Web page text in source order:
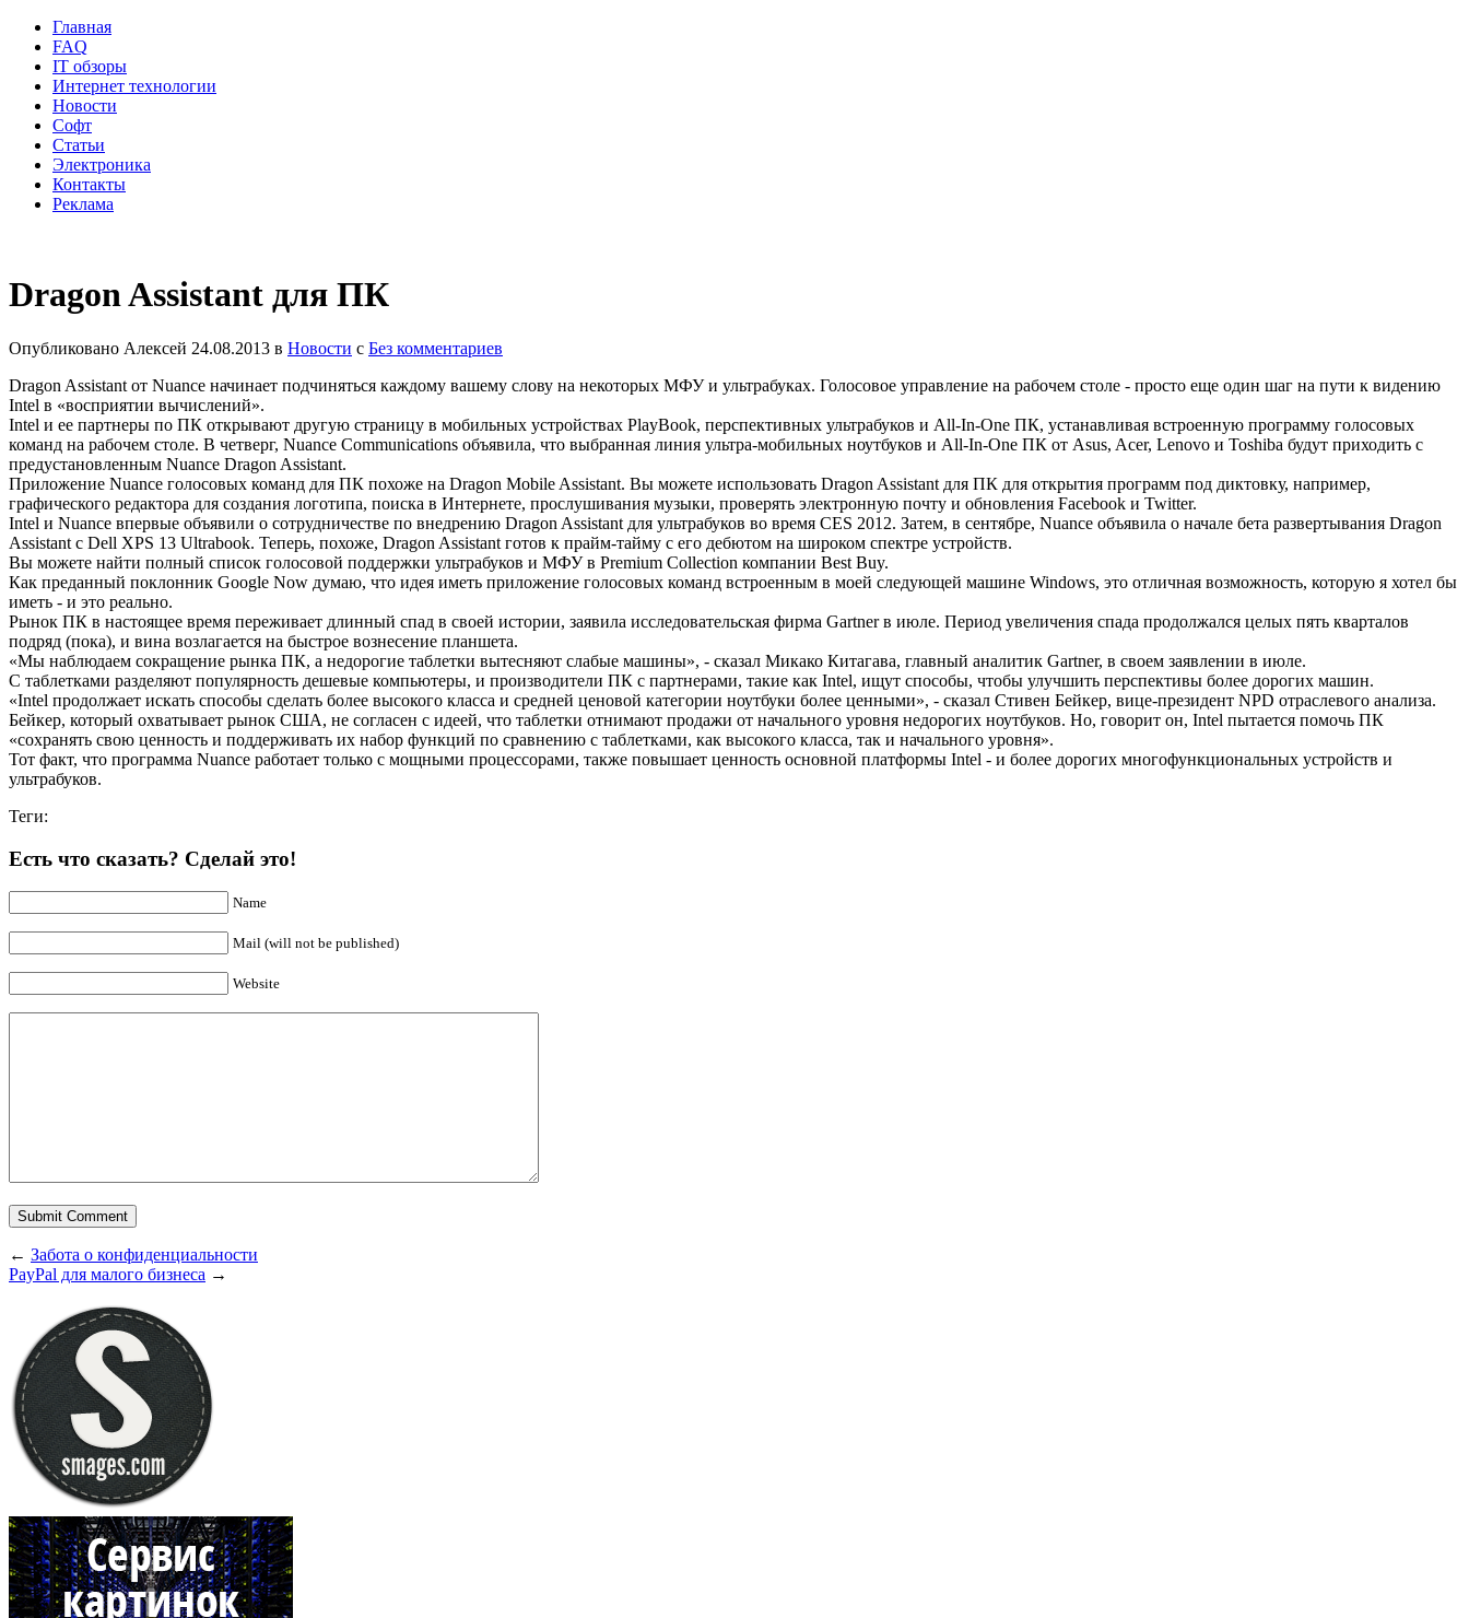
Главная
FAQ
IT обзоры
Интернет технологии
Новости
Софт
Статьи
Электроника
Контакты
Реклама
Dragon Assistant для ПК
Опубликовано Алексей 24.08.2013 в Новости с Без комментариев
Dragon Assistant от Nuance начинает подчиняться каждому вашему слову на некоторых МФУ и ультрабуках. Голосовое управление на рабочем столе - просто еще один шаг на пути к видению
Intel в «восприятии вычислений».
Intel и ее партнеры по ПК открывают другую страницу в мобильных устройствах PlayBook, перспективных ультрабуков и All-In-One ПК, устанавливая встроенную программу голосовых
команд на рабочем столе. В четверг, Nuance Communications объявила, что выбранная линия ультра-мобильных ноутбуков и All-In-One ПК от Asus, Acer, Lenovo и Toshiba будут приходить с
предустановленным Nuance Dragon Assistant.
Приложение Nuance голосовых команд для ПК похоже на Dragon Mobile Assistant. Вы можете использовать Dragon Assistant для ПК для открытия программ под диктовку, например,
графического редактора для создания логотипа, поиска в Интернете, прослушивания музыки, проверять электронную почту и обновления Facebook и Twitter.
Intel и Nuance впервые объявили о сотрудничестве по внедрению Dragon Assistant для ультрабуков во время CES 2012. Затем, в сентябре, Nuance объявила о начале бета развертывания Dragon
Assistant с Dell XPS 13 Ultrabook. Теперь, похоже, Dragon Assistant готов к прайм-тайму с его дебютом на широком спектре устройств.
Вы можете найти полный список голосовой поддержки ультрабуков и МФУ в Premium Collection компании Best Buy.
Как преданный поклонник Google Now думаю, что идея иметь приложение голосовых команд встроенным в моей следующей машине Windows, это отличная возможность, которую я хотел бы
иметь - и это реально.
Рынок ПК в настоящее время переживает длинный спад в своей истории, заявила исследовательская фирма Gartner в июле. Период увеличения спада продолжался целых пять кварталов
подряд (пока), и вина возлагается на быстрое вознесение планшета.
«Мы наблюдаем сокращение рынка ПК, а недорогие таблетки вытесняют слабые машины», - сказал Микако Китагава, главный аналитик Gartner, в своем заявлении в июле.
С таблетками разделяют популярность дешевые компьютеры, и производители ПК с партнерами, такие как Intel, ищут способы, чтобы улучшить перспективы более дорогих машин.
«Intel продолжает искать способы сделать более высокого класса и средней ценовой категории ноутбуки более ценными», - сказал Стивен Бейкер, вице-президент NPD отраслевого анализа.
Бейкер, который охватывает рынок США, не согласен с идеей, что таблетки отнимают продажи от начального уровня недорогих ноутбуков. Но, говорит он, Intel пытается помочь ПК
«сохранять свою ценность и поддерживать их набор функций по сравнению с таблетками, как высокого класса, так и начального уровня».
Тот факт, что программа Nuance работает только с мощными процессорами, также повышает ценность основной платформы Intel - и более дорогих многофункциональных устройств и
ультрабуков.
Теги:
Есть что сказать? Сделай это!
Name
Mail (will not be published)
Website
← Забота о конфиденциальности
PayPal для малого бизнеса →